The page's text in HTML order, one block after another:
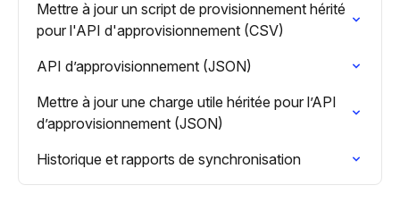
Mettre à jour un script de provisionnement hérité
pour l'API d'approvisionnement (CSV)
API d’approvisionnement (JSON)
Mettre à jour une charge utile héritée pour l’API
d’approvisionnement (JSON)
Historique et rapports de synchronisation